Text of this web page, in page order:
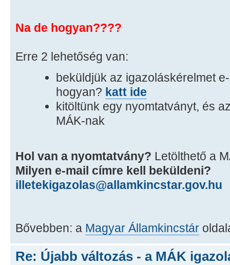
Na de hogyan????
Erre 2 lehetőség van:
beküldjük az igazoláskérelmet
hogyan? katt ide
kitöltünk egy nyomtatványt, és
MÁK-nak
Hol van a nyomtatvány? Letölthető a
Milyen e-mail címre kell beküldeni?
illetekigazolas@allamkincstar.gov.hu
Bővebben: a Magyar Államkincstár
Re: Újabb változás - a MÁK